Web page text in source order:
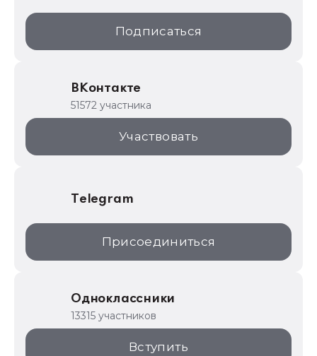
1С:Образование
ИТС.1C.ru
1С для торговли
1С:Торговая площадка
Подписаться
ВКонтакте
51572 участника
Участвовать
Telegram
Присоединиться
Одноклассники
13315 участников
Вступить